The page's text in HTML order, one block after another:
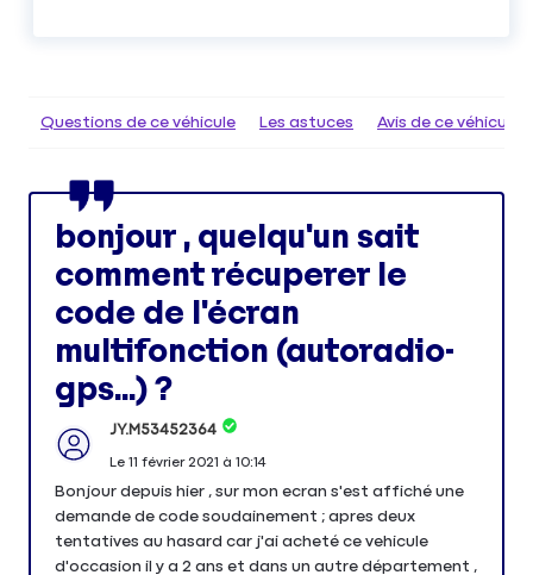
Questions de ce véhicule Les astuces Avis de ce véhicule
bonjour , quelqu'un sait
comment récuperer le
code de l'écran
multifonction (autoradio-
gps...) ?
JY.M53452364
Le 11 février 2021 à 10:14
Bonjour depuis hier , sur mon ecran s'est affiché une
demande de code soudainement ; apres deux
tentatives au hasard car j'ai acheté ce vehicule
d'occasion il y a 2 ans et dans un autre département ,